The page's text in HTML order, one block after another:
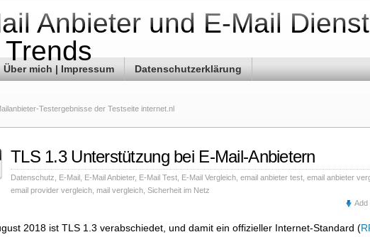
Anbieter und E-Mail
Über mich | Impressum Datenschutzerklärung
Testergebnisse der Testseite internet.nl
TLS 1.3 Unterstützung bei E-Mail-Anbietern
Datenschutz E-Mail E-Mail Anbieter, E-Mail Test E-Mail Vergleich email anbieter test email anbieter
email provider vergleich mail vergleich Sicherheit im Netz
Add
2018 ist TLS 1.3 verabschiedet, und damit ein offizieller Internet-Standard (